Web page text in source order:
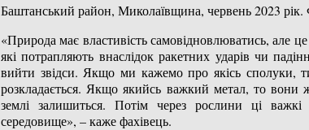
Баштанський район, Миколаївщина, червень 2023
«Природа має властивість самовідновлюватись, але
які потрапляють внаслідок ракетних ударів чи
вийти звідси. Якщо ми кажемо про якісь сполуки,
розкладається. Якщо якийсь важкий метал, то вони
землі залишиться. Потім через рослини ці
середовище», – каже фахівець.